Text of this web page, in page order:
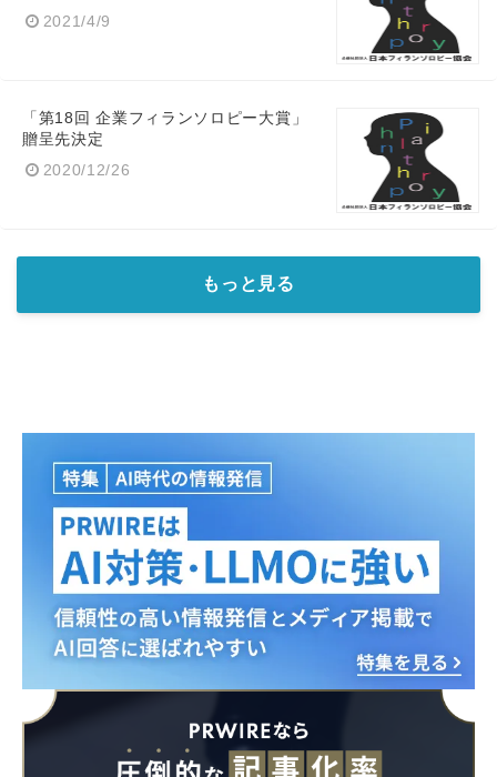
2021/4/9
「第18回 企業フィランソロピー大賞」
贈呈先決定
2020/12/26
もっと見る